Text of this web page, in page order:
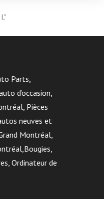
Parts,
d’occasion,
Pièces
neuves et
Montréal,
Ordinateur de